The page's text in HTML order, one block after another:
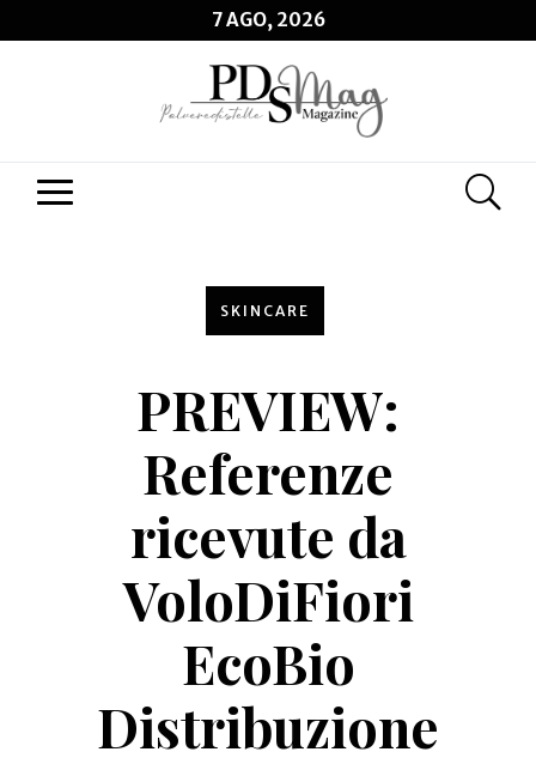
7 AGO, 2026
SKINCARE
PREVIEW:
Referenze
ricevute da
VoloDiFiori
EcoBio
Distribuzione